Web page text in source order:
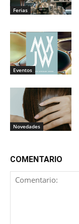
Ferias
Eventos
Novedades
COMENTARIO